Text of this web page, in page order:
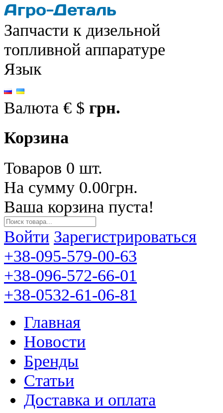
Запчасти к дизельной
топливной аппаратуре
Язык
Валюта € $ грн.
Корзина
Товаров 0 шт.
На сумму 0.00грн.
Ваша корзина пуста!
Войти Зарегистрироваться
+38-095-579-00-63
+38-096-572-66-01
+38-0532-61-06-81
Главная
Новости
Бренды
Статьи
Доставка и оплата